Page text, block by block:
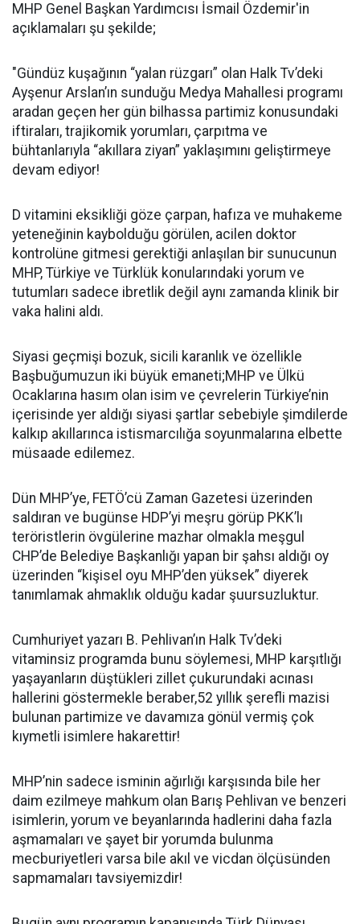
MHP Genel Başkan Yardımcısı İsmail Özdemir'in
açıklamaları şu şekilde;
"Gündüz kuşağının “yalan rüzgarı” olan Halk Tv’deki
Ayşenur Arslan’ın sunduğu Medya Mahallesi programı
aradan geçen her gün bilhassa partimiz konusundaki
iftiraları, trajikomik yorumları, çarpıtma ve
bühtanlarıyla “akıllara ziyan” yaklaşımını geliştirmeye
devam ediyor!
D vitamini eksikliği göze çarpan, hafıza ve muhakeme
yeteneğinin kaybolduğu görülen, acilen doktor
kontrolüne gitmesi gerektiği anlaşılan bir sunucunun
MHP, Türkiye ve Türklük konularındaki yorum ve
tutumları sadece ibretlik değil aynı zamanda klinik bir
vaka halini aldı.
Siyasi geçmişi bozuk, sicili karanlık ve özellikle
Başbuğumuzun iki büyük emaneti;MHP ve Ülkü
Ocaklarına hasım olan isim ve çevrelerin Türkiye’nin
içerisinde yer aldığı siyasi şartlar sebebiyle şimdilerde
kalkıp akıllarınca istismarcılığa soyunmalarına elbette
müsaade edilemez.
Dün MHP’ye, FETÖ’cü Zaman Gazetesi üzerinden
saldıran ve bugünse HDP’yi meşru görüp PKK’lı
teröristlerin övgülerine mazhar olmakla meşgul
CHP’de Belediye Başkanlığı yapan bir şahsı aldığı oy
üzerinden “kişisel oyu MHP’den yüksek” diyerek
tanımlamak ahmaklık olduğu kadar şuursuzluktur.
Cumhuriyet yazarı B. Pehlivan’ın Halk Tv’deki
vitaminsiz programda bunu söylemesi, MHP karşıtlığı
yaşayanların düştükleri zillet çukurundaki acınası
hallerini göstermekle beraber,52 yıllık şerefli mazisi
bulunan partimize ve davamıza gönül vermiş çok
kıymetli isimlere hakarettir!
MHP’nin sadece isminin ağırlığı karşısında bile her
daim ezilmeye mahkum olan Barış Pehlivan ve benzeri
isimlerin, yorum ve beyanlarında hadlerini daha fazla
aşmamaları ve şayet bir yorumda bulunma
mecburiyetleri varsa bile akıl ve vicdan ölçüsünden
sapmamaları tavsiyemizdir!